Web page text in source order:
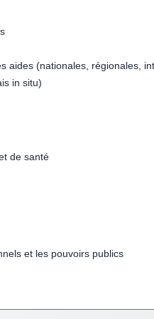
aides (nationales, régionales,
in situ)
de santé
et les pouvoirs publics